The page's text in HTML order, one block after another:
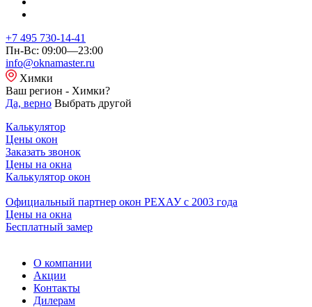
+7 495 730-14-41
Пн-Вс: 09:00—23:00
info@oknamaster.ru
Химки
Ваш регион - Химки?
Да, верно Выбрать другой
Калькулятор
Цены окон
Заказать звонок
Цены на окна
Калькулятор окон
Официальный партнер окон РЕХАУ с 2003 года
Цены на окна
Бесплатный замер
О компании
Акции
Контакты
Дилерам